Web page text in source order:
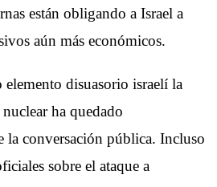
están obligando a Israel a
aún más económicos.
disuasorio israelí la
nuclear ha quedado
la conversación pública. Incluso
sobre el ataque a